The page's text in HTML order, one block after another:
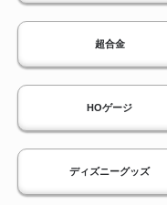
超合金
HOゲージ
ディズニーグッズ